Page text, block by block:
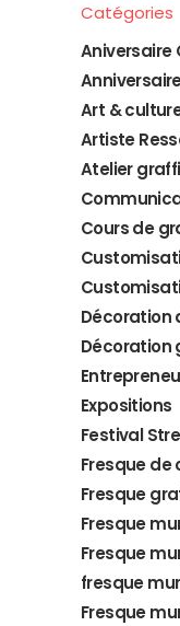
Catégories
Aniversaire
Art &
Artiste
Atelier
Cours de
Décoration
Décoration
Expositions
Festival
Fresque
Fresque
Fresque
Fresque
fresque
Fresque